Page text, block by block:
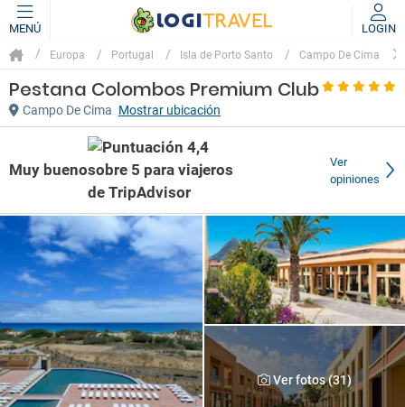
MENÚ LOGIN
Europa Portugal Isla de Porto Santo Campo De Cima
Pestana Colombos Premium Club
Campo De Cima Mostrar ubicación
Muy bueno
Ver
opiniones
Ver fotos (31)